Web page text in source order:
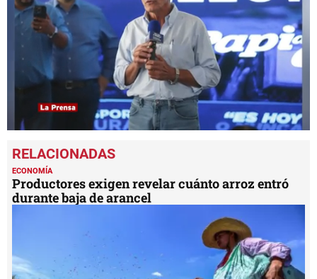
seconds
of
51
seconds
ECONOMÍA
Productores exigen revelar cuánto arroz entró
durante baja de arancel